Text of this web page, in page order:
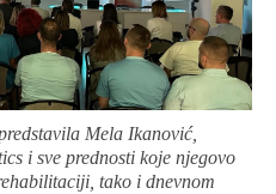
Mela Ikanović,
i sve prednosti koje njegovo
tako i dnevnom